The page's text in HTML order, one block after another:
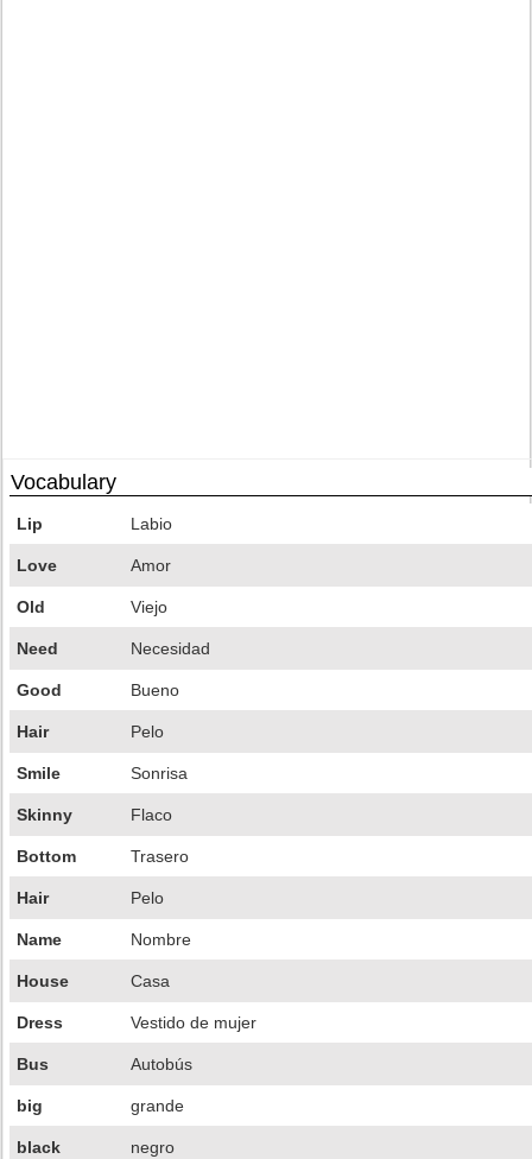
Vocabulary
Lip Labio
Love Amor
Old Viejo
Need Necesidad
Good Bueno
Hair Pelo
Smile Sonrisa
Skinny Flaco
Bottom Trasero
Hair Pelo
Name Nombre
House Casa
Dress Vestido de mujer
Bus Autobús
big grande
black negro